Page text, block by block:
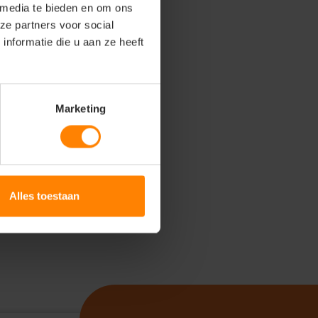
te bieden en om ons
partners voor social
die u aan ze heeft
Marketing
Alles toestaan